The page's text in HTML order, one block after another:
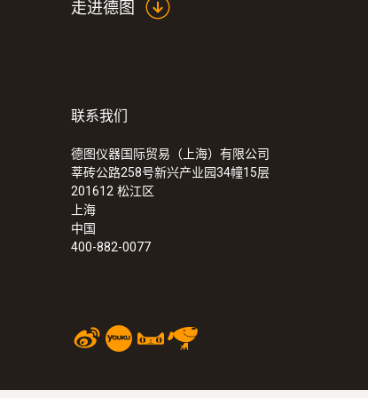
走进德图
联系我们
德图仪器国际贸易（上海）有限公司
莘砖公路258号新兴产业园34幢15层
201612 松江区
上海
中国
400-882-0077